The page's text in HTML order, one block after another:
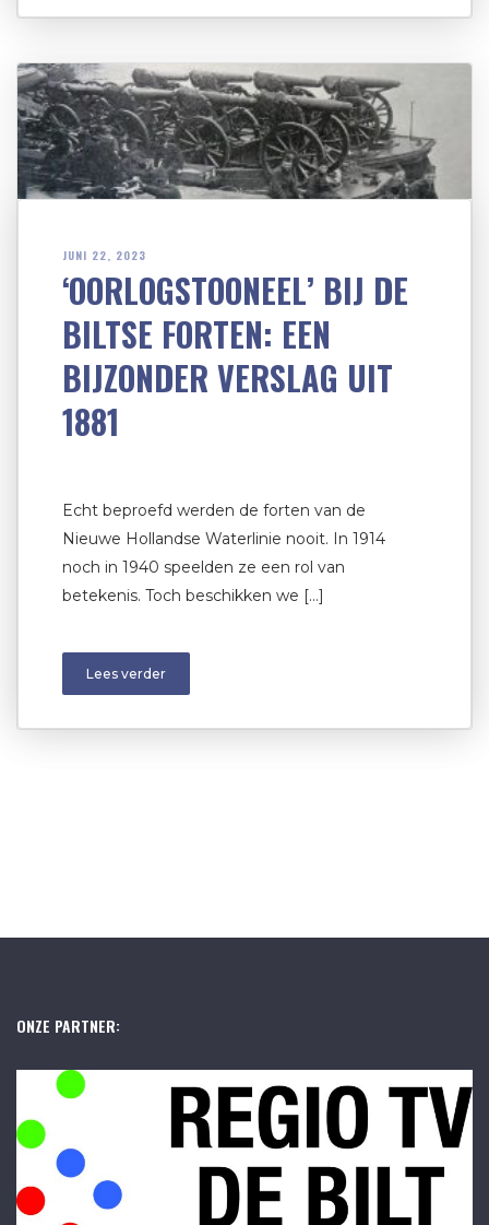
JUNI 22, 2023
‘OORLOGSTOONEEL’ BIJ DE
BILTSE FORTEN: EEN
BIJZONDER VERSLAG UIT
1881
Echt beproefd werden de forten van de
Nieuwe Hollandse Waterlinie nooit. In 1914
noch in 1940 speelden ze een rol van
betekenis. Toch beschikken we […]
Lees verder
ONZE PARTNER: